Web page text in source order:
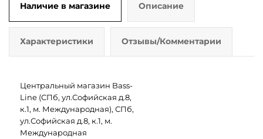
Наличие в магазине Описание
Характеристики Отзывы/Комментарии
Центральный магазин Bass-
Line (СПб, ул.Софийская д.8,
к.1, м. Международная), СПб,
ул.Софийская д.8, к.1, м.
Международная